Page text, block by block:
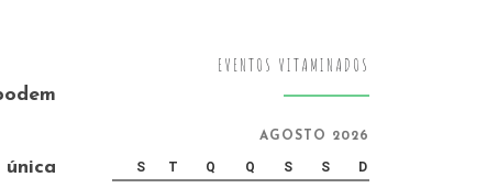
única
EVENTOS VITAMINADOS
AGOSTO 2026
S T Q Q S S D